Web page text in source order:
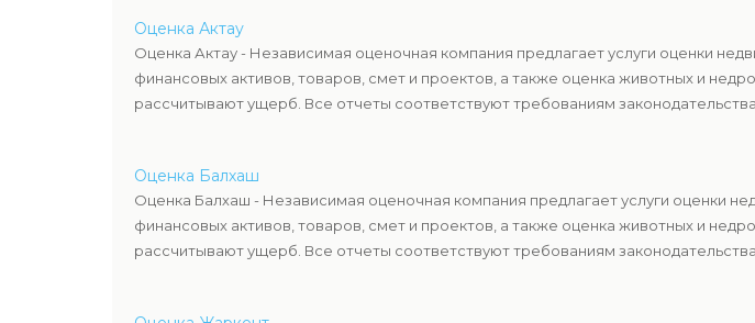
Оценка Актау
Оценка Актау - Независимая оценочная компания предлагает услуги оценки
финансовых активов, товаров, смет и проектов, а также оценка животных и
рассчитывают ущерб. Все отчеты соответствуют требованиям
Оценка Балхаш
Оценка Балхаш - Независимая оценочная компания предлагает услуги оценки
финансовых активов, товаров, смет и проектов, а также оценка животных и
рассчитывают ущерб. Все отчеты соответствуют требованиям